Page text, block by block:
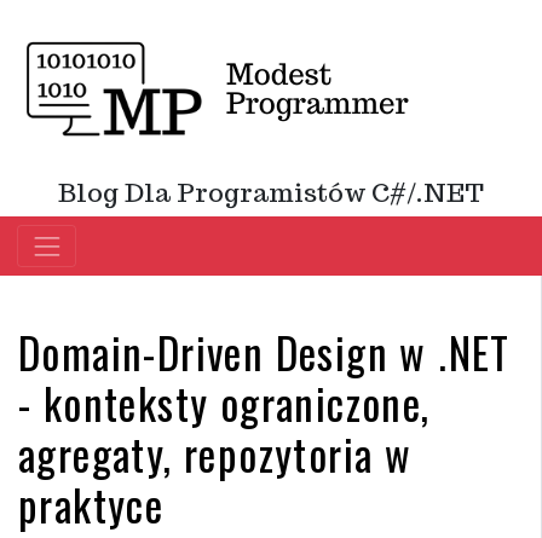
Blog Dla Programistów C#/.NET
Domain-Driven Design w .NET
- konteksty ograniczone,
agregaty, repozytoria w
praktyce